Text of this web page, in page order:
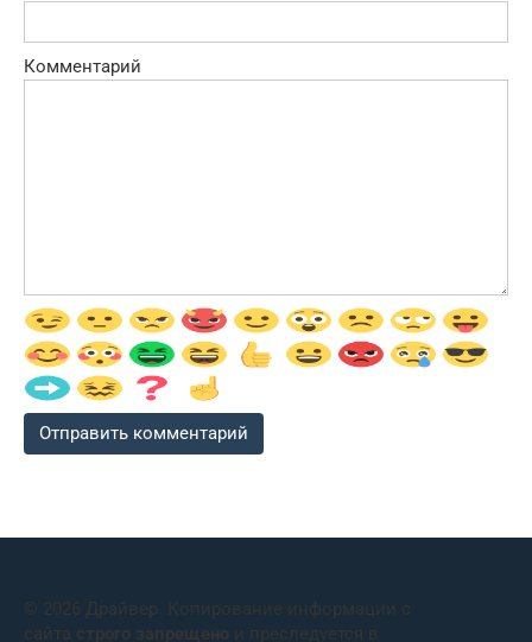
Комментарий
© 2026 Драйвер. Копирование информации с
сайта строго запрещено и преследуется в